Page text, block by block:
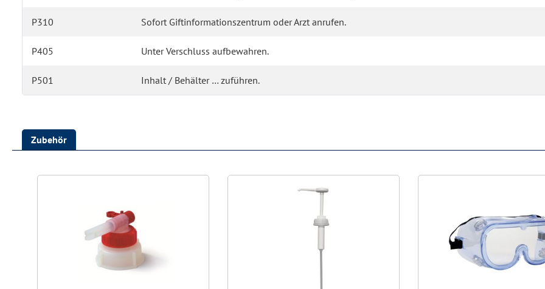
P310 Sofort Giftinformationszentrum oder Arzt anrufen.
P405 Unter Verschluss aufbewahren.
P501 Inhalt / Behälter … zuführen.
Zubehör